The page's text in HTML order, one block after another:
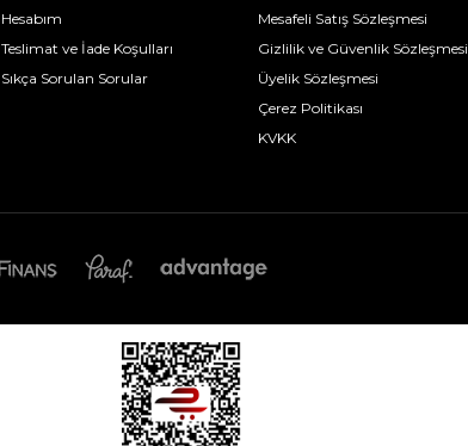
Hesabım
Teslimat ve İade Koşulları
Sıkça Sorulan Sorular
Mesafeli Satış Sözleşmesi
Gizlilik ve Güvenlik Sözleşmesi
Üyelik Sözleşmesi
Çerez Politikası
KVKK